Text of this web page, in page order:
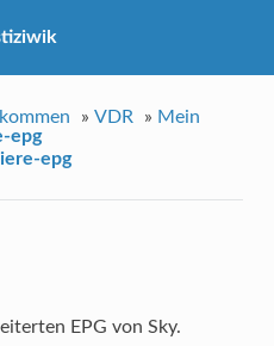
»VDR » Mein
epg
epg
EPG von Sky.